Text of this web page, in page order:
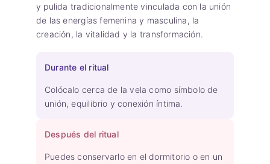
y pulida tradicionalmente vinculada con la unión
de las energías femenina y masculina, la
creación, la vitalidad y la transformación.
Durante el ritual
Colócalo cerca de la vela como símbolo de
unión, equilibrio y conexión íntima.
Después del ritual
Puedes conservarlo en el dormitorio o en un